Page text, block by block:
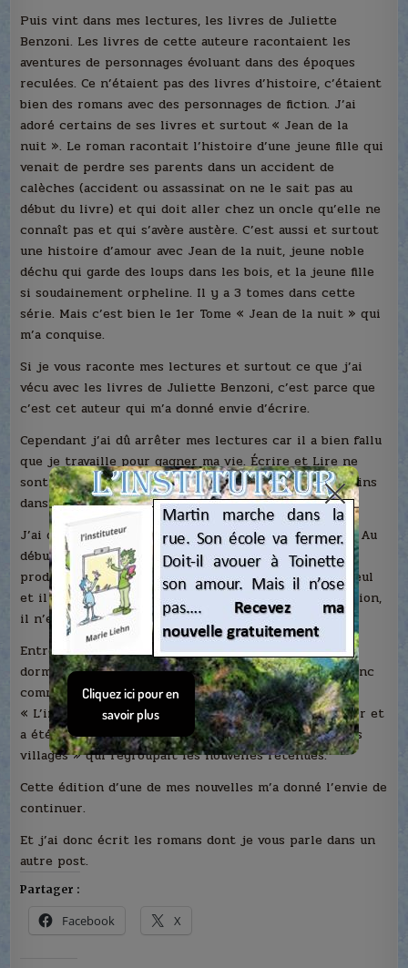
Puis vint dans mes lectures, les livres de Juliette
Benzoni. Les livres de cette auteure racontaient les
aventures de personnages évoluant dans des époques
reculées. Ce n’étaient pas des livres d’histoire, c’étaient
bien des romans avec des personnages de fiction. J’ai
adoré certains de ses livres et surtout « Jean de la
nuit ». Le roman racontait l’histoire d’une jeune fille qui
venait de perdre ses parents dans un accident de
calèches (accident ou assassinat on ne le sait pas au
début du livre) et qui doit aller chez un oncle qu’elle ne
connaît pas et qui s’avère austère. C’est aussi et surtout
une histoire d’amour avec Jean de la nuit, jeune noble
déchu qui garde des loups dans les bois, et la jeune fille
si soudainement orpheline. Il y a 3 tomes dans cette
série. Mais c’est bien le 1er Tome « Jean de la nuit » qui
m’a conquise.
Si je vous raconte mes lectures et surtout ce que j’ai
vécu avec les livres de Juliette Benzoni, c’est parce que
c’est cet auteur qui m’a donné envie d’écrire.
Cependant j’ai dû arrêter mes lectures car il a bien fallu
que je travaille pour gagner ma vie. Écrire et Lire ne
sont pas des activités qui vous le permettent. Du moins
dans un premier temps,
J’ai donc travaillé dans une grande banque française. Au
début, j’y étais bien mais avec les années, il a fallu
produire davantage. Un auteur quand il écrit, il est seul
et il ne pense qu’à écrire. Pour produire, sauf exception,
il n’est pas très doué.
Entre-temps, j’ai eu deux enfants. Mon premier bébé
dormait souvent et me laissait du temps libre. J’ai donc
commencé à écrire des nouvelles. L’une d’elles
« L’instituteur » a gagné un concours de France Loisir et
a été éditée dans un de leur recueil « Histoire de nos
villages » qui regroupait les nouvelles retenues.
Cette édition d’une de mes nouvelles m’a donné l’envie de
continuer.
Et j’ai donc écrit les romans dont je vous parle dans un
autre post.
Partager :
Facebook X